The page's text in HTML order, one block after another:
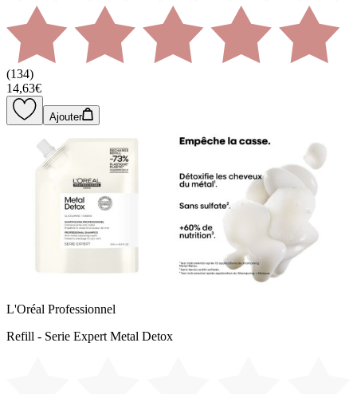
(134)
14,63€
Ajouter
L'Oréal Professionnel
Refill - Serie Expert Metal Detox